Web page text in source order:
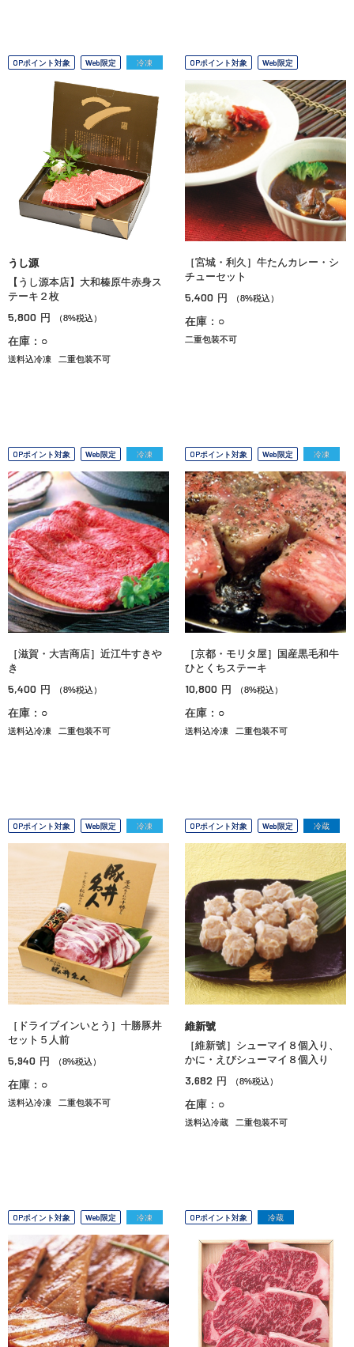
OPポイント対象 Web限定 冷凍
うし源
【うし源本店】大和榛原牛赤身ス
テーキ２枚
5,800 円 （8%税込）
在庫：○
送料込冷凍 二重包装不可
OPポイント対象 Web限定
［宮城・利久］牛たんカレー・シ
チューセット
5,400 円 （8%税込）
在庫：○
二重包装不可
OPポイント対象 Web限定 冷凍
［滋賀・大吉商店］近江牛すきや
き
5,400 円 （8%税込）
在庫：○
送料込冷凍 二重包装不可
OPポイント対象 Web限定 冷凍
［京都・モリタ屋］国産黒毛和牛
ひとくちステーキ
10,800 円 （8%税込）
在庫：○
送料込冷凍 二重包装不可
OPポイント対象 Web限定 冷凍
［ドライブインいとう］十勝豚丼
セット５人前
5,940 円 （8%税込）
在庫：○
送料込冷凍 二重包装不可
OPポイント対象 Web限定 冷蔵
維新號
［維新號］シューマイ８個入り、
かに・えびシューマイ８個入り
3,682 円 （8%税込）
在庫：○
送料込冷蔵 二重包装不可
OPポイント対象 Web限定 冷凍 OPポイント対象 冷蔵